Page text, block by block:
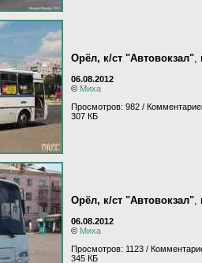
Орёл, к/ст "Автовокзал"
06.08.2012
© Миха
Просмотров: 982 /
307 КБ
Орёл, к/ст "Автовокзал"
06.08.2012
© Миха
Просмотров: 1123 /
345 КБ